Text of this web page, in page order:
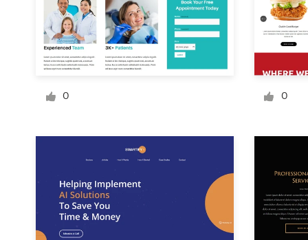
0 0
Design de site
Manual de identidade da marca
Pesquisar todas as categorias
+49 30 568 37640
Central de Ajuda